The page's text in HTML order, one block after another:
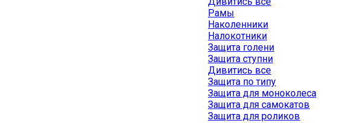
Рамы
Наколенники
Налокотники
Защита голени
Защита ступни
Дивитись все
Защита по типу
Защита для моноколеса
Защита для самокатов
Защита для роликов